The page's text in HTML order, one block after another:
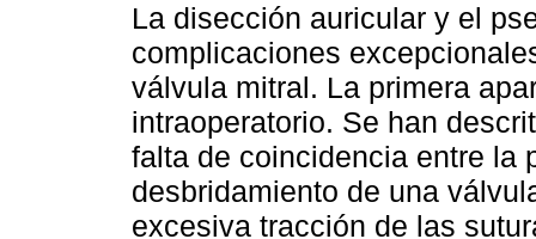
La disección auricular y el
complicaciones
válvula mitral. La primera
intraoperatorio. Se han
falta de coincidencia entre la
desbridamiento de una
excesiva tracción de las